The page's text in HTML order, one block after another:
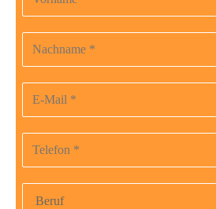
lasse
dieses
Feld
Nachname
E-Mail-Adresse
Telefonnummer
Beruf